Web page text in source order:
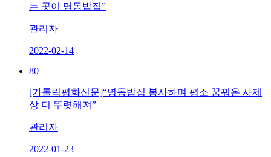
는 곳이 명동밥집”
관리자
2022-02-14
80
[가톨릭평화신문]“명동밥집 봉사하며 평소 꿈꿔온 사제
상 더 뚜렷해져”
관리자
2022-01-23